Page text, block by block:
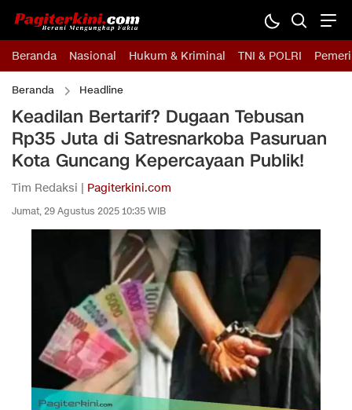
Beranda Nasional Hukum & Kriminal TNI & POLRI
Beranda Headline
Keadilan Bertarif? Dugaan Tebusan
Rp35 Juta di Satresnarkoba Pasuruan
Kota Guncang Kepercayaan Publik!
Tim Redaksi | Pagiterkini.com
Jumat, 29 Agustus 2025 10:35 WIB